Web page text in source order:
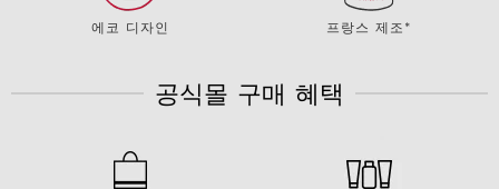
에코 디자인 프랑스 제조*
공식몰 구매 혜택